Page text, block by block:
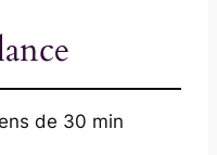
de 30 min